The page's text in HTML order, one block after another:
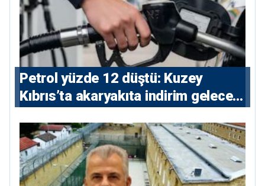
Petrol yüzde 12 düştü: Kuzey
Kıbrıs’ta akaryakıta indirim gelecek